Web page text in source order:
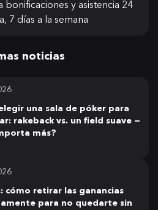
y asistencia 24
7 días a la semana
noticias
una sala de póker para
rakeback vs. un field suave —
más?
cómo retirar las ganancias
para no quedarte sin